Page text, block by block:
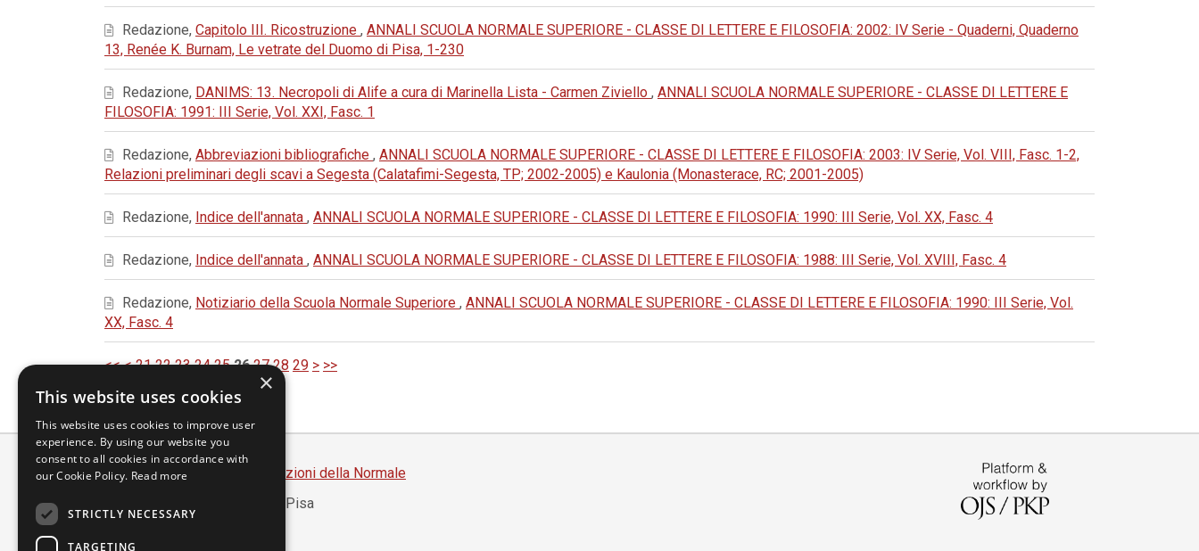
Redazione, Capitolo III. Ricostruzione , ANNALI SCUOLA NORMALE SUPERIORE - CLASSE DI LETTERE E FILOSOFIA: 2002: IV Serie - Quaderni, Quaderno
13, Renée K. Burnam, Le vetrate del Duomo di Pisa, 1-230
Redazione, DANIMS: 13. Necropoli di Alife a cura di Marinella Lista - Carmen Ziviello , ANNALI SCUOLA NORMALE SUPERIORE - CLASSE DI LETTERE E
FILOSOFIA: 1991: III Serie, Vol. XXI, Fasc. 1
Redazione, Abbreviazioni bibliografiche , ANNALI SCUOLA NORMALE SUPERIORE - CLASSE DI LETTERE E FILOSOFIA: 2003: IV Serie, Vol. VIII, Fasc. 1-2,
Relazioni preliminari degli scavi a Segesta (Calatafimi-Segesta, TP; 2002-2005) e Kaulonia (Monasterace, RC; 2001-2005)
Redazione, Indice dell'annata , ANNALI SCUOLA NORMALE SUPERIORE - CLASSE DI LETTERE E FILOSOFIA: 1990: III Serie, Vol. XX, Fasc. 4
Redazione, Indice dell'annata , ANNALI SCUOLA NORMALE SUPERIORE - CLASSE DI LETTERE E FILOSOFIA: 1988: III Serie, Vol. XVIII, Fasc. 4
Redazione, Notiziario della Scuola Normale Superiore , ANNALI SCUOLA NORMALE SUPERIORE - CLASSE DI LETTERE E FILOSOFIA: 1990: III Serie, Vol.
XX, Fasc. 4
<< < 21 22 23 24 25 26 27 28 29 > >>
Scuola Normale Superiore
Edizioni della Normale
Piazza dei Cavalieri, 7 - 56126 Pisa
Partita IVA 00420000507
×
This website uses cookies
This website uses cookies to improve user
experience. By using our website you
consent to all cookies in accordance with
our Cookie Policy. Read more
STRICTLY NECESSARY
TARGETING